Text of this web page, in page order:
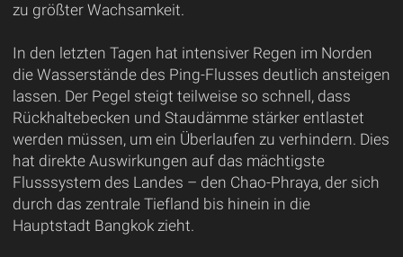
zu größter Wachsamkeit.
In den letzten Tagen hat intensiver Regen im Norden
die Wasserstände des Ping-Flusses deutlich ansteigen
lassen. Der Pegel steigt teilweise so schnell, dass
Rückhaltebecken und Staudämme stärker entlastet
werden müssen, um ein Überlaufen zu verhindern. Dies
hat direkte Auswirkungen auf das mächtigste
Flusssystem des Landes – den Chao-Phraya, der sich
durch das zentrale Tiefland bis hinein in die
Hauptstadt Bangkok zieht.